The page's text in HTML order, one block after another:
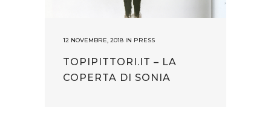
12 NOVEMBRE, 2018 IN PRESS
TOPIPITTORI.IT – LA
COPERTA DI SONIA